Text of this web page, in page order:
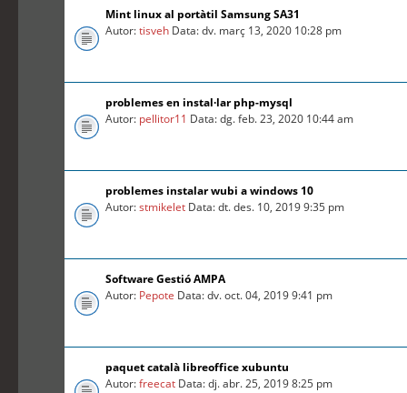
Mint linux al portàtil Samsung SA31
Autor:tisveh Data: dv. març 13, 2020 10:28 pm
problemes en instal·lar php-mysql
Autor: pellitor11 Data: dg. feb. 23, 2020 10:44 am
problemes instalar wubi a windows 10
Autor:stmikelet Data: dt. des. 10, 2019 9:35 pm
Software Gestió AMPA
Autor: Pepote Data: dv. oct. 04, 2019 9:41 pm
paquet català libreoffice xubuntu
Autor:freecat Data: dj. abr. 25, 2019 8:25 pm